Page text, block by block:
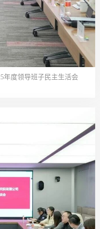
年度领导班子民主生活会